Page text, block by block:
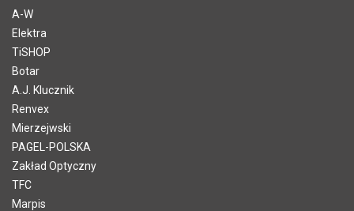
A-W
Elektra
TiSHOP
Botar
A.J. Klucznik
Renvex
Mierzejwski
PAGEL-POLSKA
Zakład Optyczny
TFC
Marpis